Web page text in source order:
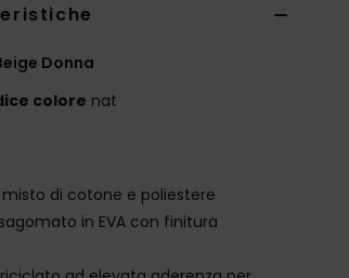
Donna
colore nat
di cotone e poliestere
in EVA con finitura